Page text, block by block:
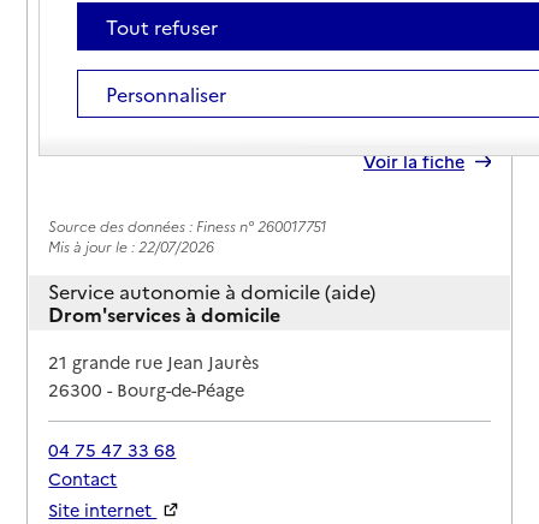
26300-Bourg-de-Péage
04 75 47 11 31
Contact
Rapport HAS
Voir la fiche
Source des données : Finess n° 260017751
Mis à jour le : 22/07/2026
Service autonomie à domicile (aide)
Drom'services à domicile
Adresse
21 grande rue Jean Jaurès
26300-Bourg-de-Péage
04 75 47 33 68
Contact
Site internet
Tout refuser
Personnaliser